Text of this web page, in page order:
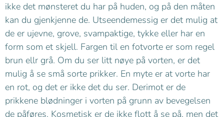
ikke det mønsteret du har på huden, og på den måten
kan du gjenkjenne de. Utseendemessig er det mulig at
de er ujevne, grove, svampaktige, tykke eller har en
form som et skjell. Fargen til en fotvorte er som regel
brun ellr grå. Om du ser litt nøye på vorten, er det
mulig å se små sorte prikker. En myte er at vorte har
en rot, og det er ikke det du ser. Derimot er de
prikkene blødninger i vorten på grunn av bevegelsen
de påføres. Kosmetisk er de ikke flott å se på, men det